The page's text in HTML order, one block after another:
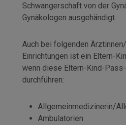
Schwangerschaft von der
Gynäkologen ausgehändigt.
Auch bei folgenden
Einrichtungen ist ein Eltern-
wenn diese Eltern-Kind-
durchführen:
Allgemeinmedizinerin/
Ambulatorien